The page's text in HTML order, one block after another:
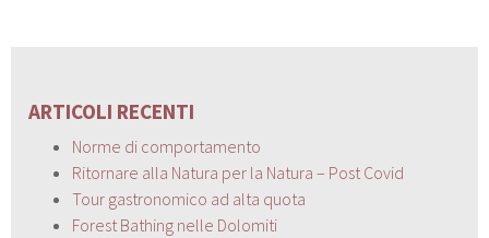
ARTICOLI RECENTI
Norme di comportamento
Ritornare alla Natura per la Natura – Post Covid
Tour gastronomico ad alta quota
Forest Bathing nelle Dolomiti